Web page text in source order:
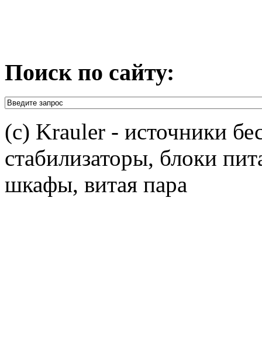
Поиск по сайту:
(c) Krauler - источники
стабилизаторы, блоки
шкафы, витая пара